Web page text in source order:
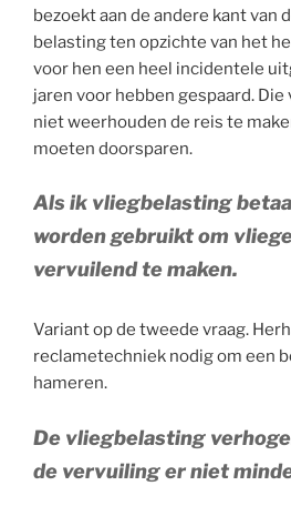
bezoekt aan de andere kant van
belasting ten opzichte van het
voor hen een heel incidentele
jaren voor hebben gespaard.
niet weerhouden de reis te
moeten doorsparen.
Als ik vliegbelasting
worden gebruikt om
vervuilend te maken.
Variant op de tweede vraag.
reclametechniek nodig om een
hameren.
De vliegbelasting
de vervuiling er niet